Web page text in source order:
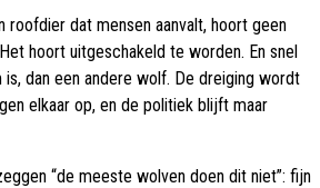
roofdier dat mensen aanvalt, hoort geen
hoort uitgeschakeld te worden. En snel
is, dan een andere wolf. De dreiging wordt
elkaar op, en de politiek blijft maar
“de meeste wolven doen dit niet”: fijn